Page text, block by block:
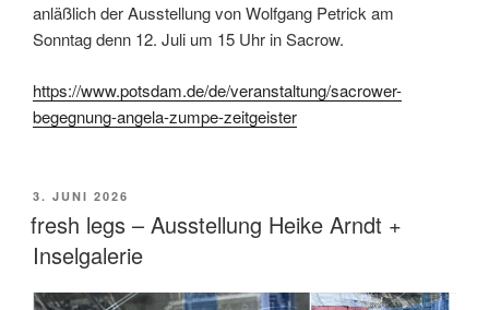
anläßlich der Ausstellung von Wolfgang Petrick am
Sonntag denn 12. Juli um 15 Uhr in Sacrow.
https://www.potsdam.de/de/veranstaltung/sacrower-
begegnung-angela-zumpe-zeitgeister
VERÖFFENTLICHT
AM
3. JUNI 2026
fresh legs – Ausstellung Heike Arndt +
Inselgalerie